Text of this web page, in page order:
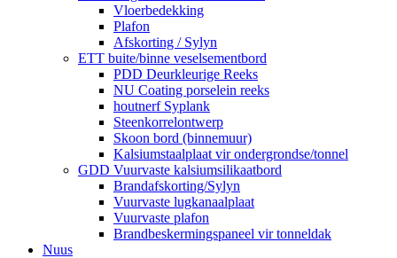
Vloerbedekking
Plafon
Afskorting / Sylyn
ETT buite/binne veselsementbord
PDD Deurkleurige Reeks
NU Coating porselein reeks
houtnerf Syplank
Steenkorrelontwerp
Skoon bord (binnemuur)
Kalsiumstaalplaat vir ondergrondse/tonnel
GDD Vuurvaste kalsiumsilikaatbord
Brandafskorting/Sylyn
Vuurvaste lugkanaalplaat
Vuurvaste plafon
Brandbeskermingspaneel vir tonneldak
Nuus